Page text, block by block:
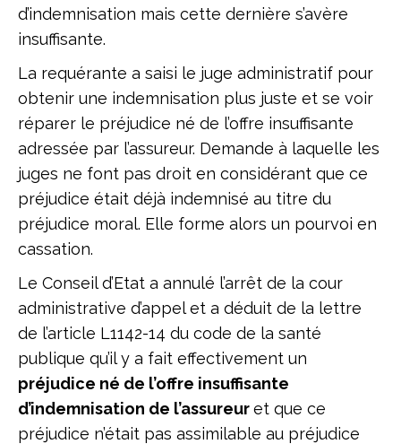
d’indemnisation mais cette dernière s’avère
insuffisante.
La requérante a saisi le juge administratif pour
obtenir une indemnisation plus juste et se voir
réparer le préjudice né de l’offre insuffisante
adressée par l’assureur. Demande à laquelle les
juges ne font pas droit en considérant que ce
préjudice était déjà indemnisé au titre du
préjudice moral. Elle forme alors un pourvoi en
cassation.
Le Conseil d’Etat a annulé l’arrêt de la cour
administrative d’appel et a déduit de la lettre
de l’article L1142-14 du code de la santé
publique qu’il y a fait effectivement un
préjudice né de l’offre insuffisante
d’indemnisation de l’assureuret que ce
préjudice n’était pas assimilable au préjudice